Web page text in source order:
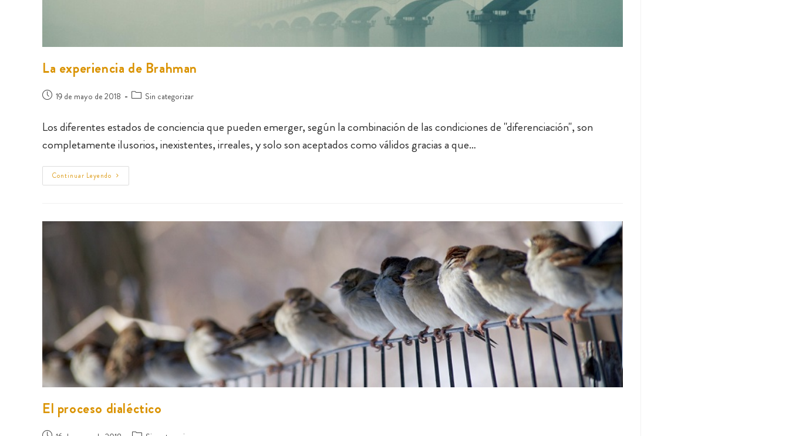
La experiencia de Brahman
19 de mayo de 2018 Sin categorizar
Los diferentes estados de conciencia que pueden emerger, según la combinación de las condiciones de "diferenciación", son
completamente ilusorios, inexistentes, irreales, y solo son aceptados como válidos gracias a que…
Continuar Leyendo
El proceso dialéctico